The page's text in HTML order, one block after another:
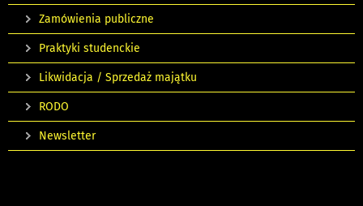
Zamówienia publiczne
Praktyki studenckie
Likwidacja / Sprzedaż majątku
RODO
Newsletter